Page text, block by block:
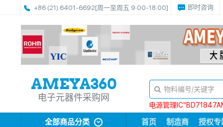
+86 (21) 6401-6692[周一至周五 9:00-18:00] 即时咨询
电子元器件采购网
电源管理
全部商品分类 首页 制造商 授权专